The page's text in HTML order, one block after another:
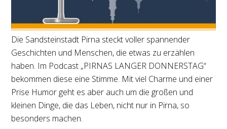
Die Sandsteinstadt Pirna steckt voller spannender
Geschichten und Menschen, die etwas zu erzählen
haben. Im Podcast „PIRNAS LANGER DONNERSTAG“
bekommen diese eine Stimme. Mit viel Charme und einer
Prise Humor geht es aber auch um die großen und
kleinen Dinge, die das Leben, nicht nur in Pirna, so
besonders machen.